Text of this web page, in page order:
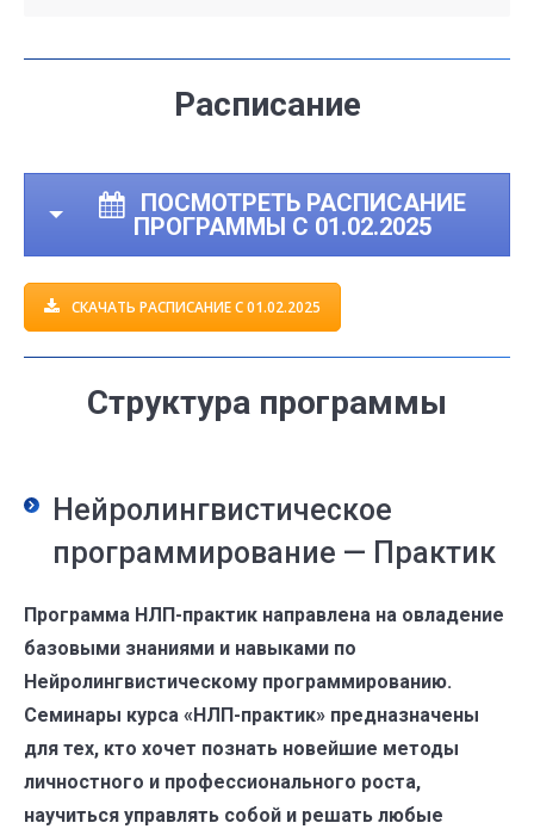
Расписание
ПОСМОТРЕТЬ РАСПИСАНИЕ
ПРОГРАММЫ С 01.02.2025
СКАЧАТЬ РАСПИСАНИЕ С 01.02.2025
Структура программы
Нейролингвистическое
программирование — Практик
Программа НЛП-практик направлена на овладение
базовыми знаниями и навыками по
Нейролингвистическому программированию.
Семинары курса «НЛП-практик» предназначены
для тех, кто хочет познать новейшие методы
личностного и профессионального роста,
научиться управлять собой и решать любые